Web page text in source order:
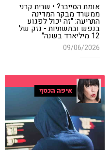
אומת הסייבר? • שרית קרני
ממשרד מבקר המדינה
התריעה: "זה יכול לפגוע
בנפש ובתשתיות - נזק של
12 מיליארד בשנה"
09/06/2026
איפה הכסף